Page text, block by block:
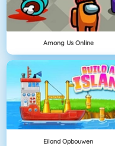
Among Us Online
Eiland Opbouwen